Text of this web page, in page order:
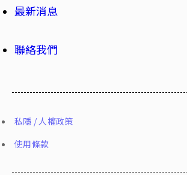
最新消息
聯絡我們
私隱 / 人權政策
使用條款